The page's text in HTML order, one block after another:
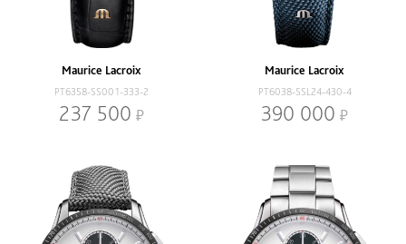
Maurice Lacroix
PT6358-SS001-333-2
237 500
Maurice Lacroix
PT6038-SSL24-430-4
390 000